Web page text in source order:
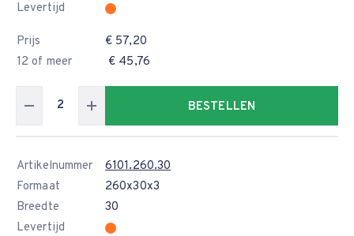
Levertijd
Prijs
€ 57,20
12 of meer
€ 45,76
BESTELLEN
Artikelnummer
6101.260.30
Formaat
260x30x3
Breedte
30
Levertijd